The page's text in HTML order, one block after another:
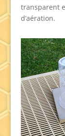
transparent
d’aération.